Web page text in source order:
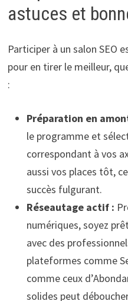
astuces et
Participer à un salon SEO
pour en tirer le meilleur,
:
Préparation en
le programme et
correspondant à vos
aussi vos places tôt,
succès fulgurant.
Réseautage actif :
numériques, soyez
avec des
plateformes comme
comme ceux
solides peut